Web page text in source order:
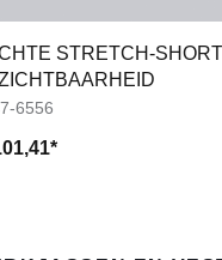
STRETCH-
6556